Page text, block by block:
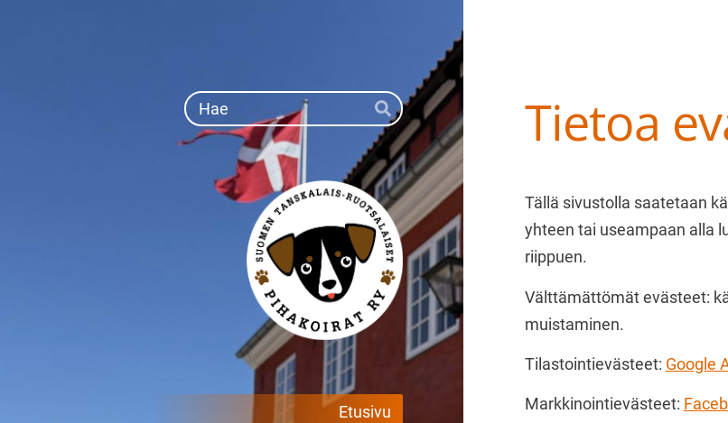
Haku
Hae
Suomen Tanskalais-ruotsalaiset
Etusivu
Tietoa
Tällä sivustolla saatetaan
yhteen tai useampaan alla
riippuen.
Välttämättömät evästeet:
muistaminen.
Tilastointievästeet: Google
Markkinointievästeet: